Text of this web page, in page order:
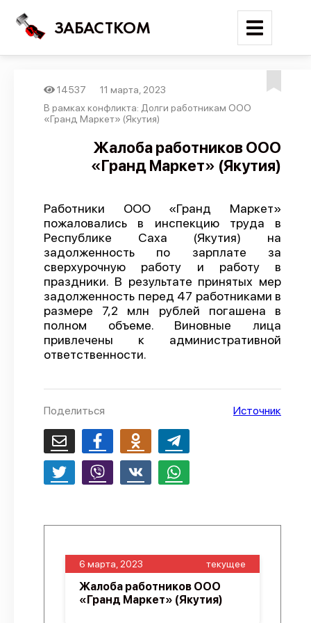
ЗАБАСТКОМ
Войти
Поиск
Новости
Трудовые конфликты
Отчеты
Предложить публикацию
Справочник
API
О проекте
Политика конфиденциальности
14537
11 марта, 2023
В рамках конфликта: Долги работникам ООО
«Гранд Маркет» (Якутия)
Жалоба работников ООО
«Гранд Маркет» (Якутия)
Работники ООО «Гранд Маркет»
пожаловались в инспекцию труда в
Республике Саха (Якутия) на
задолженность по зарплате за
сверхурочную работу и работу в
праздники. В результате принятых мер
задолженность перед 47 работниками в
размере 7,2 млн рублей погашена в
полном объеме. Виновные лица
привлечены к административной
ответственности.
Поделиться Источник
6 марта, 2023 текущее
Жалоба работников ООО
«Гранд Маркет» (Якутия)